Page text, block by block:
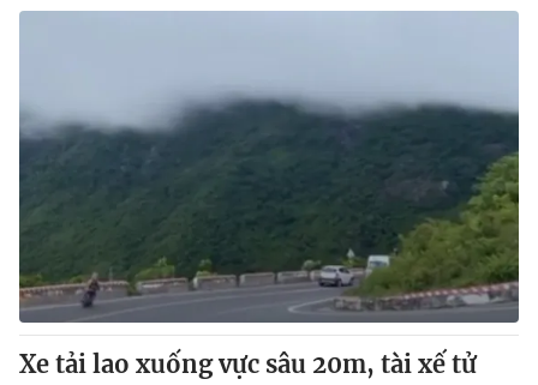
Xe tải lao xuống vực sâu 20m, tài xế tử